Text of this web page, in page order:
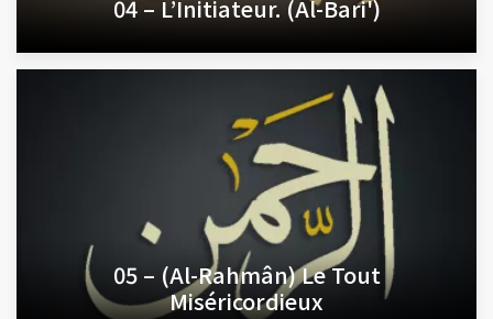
04 – L’Initiateur. (Al-Bari')
05 – (Al-Rahmân) Le Tout
Miséricordieux